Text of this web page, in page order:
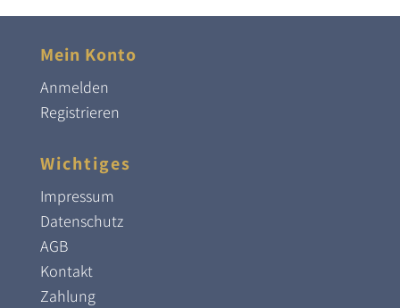
Mein Konto
Anmelden
Registrieren
Wichtiges
Impressum
Datenschutz
AGB
Kontakt
Zahlung